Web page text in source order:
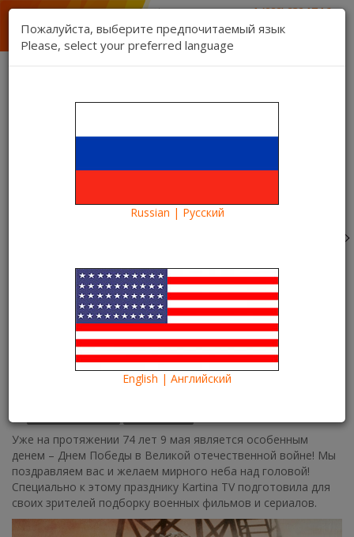
1 (888) 832 17 16
1 (888) 827 06 06
техническая поддержка
Связь Регистрация Вход
Kartina TV Brooklyn
Категории
Что посмотреть?
С Днем Победы от Kartina TV
USA – военные фильмы,
передачи и праздничные
трансляции
Уже на протяжении 74 лет 9 мая является особенным
денем – Днем Победы в Великой отечественной войне! Мы
поздравляем вас и желаем мирного неба над головой!
Специально к этому празднику Kartina TV подготовила для
своих зрителей подборку военных фильмов и сериалов.
Пожалуйста, выберите предпочитаемый язык
Please, select your preferred language
Russian | Русский
English | Английский